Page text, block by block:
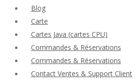
Blog
Carte
Cartes Java (cartes CPU)
Commandes & Réservations
Commandes & Réservations
Contact Ventes & Support Client